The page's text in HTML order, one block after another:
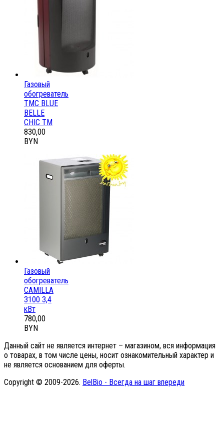
Газовый
обогреватель
ТМС BLUE
BELLE
CHIC ТМ
830,00
BYN
Газовый
обогреватель
CAMILLA
3100 3,4
кВт
780,00
BYN
Данный сайт не является интернет – магазином, вся информация
о товарах, в том числе цены, носит ознакомительный характер и
не является основанием для оферты.
Copyright © 2009-2026. BelBio - Всегда на шаг впереди